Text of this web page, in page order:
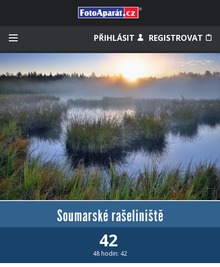
PŘIHLÁSIT REGISTROVAT
Zapamatovat
Zapomněli jste heslo?
Měli jste účet na starém webu?
Soumarské rašeliniště
42
48 hodin: 42